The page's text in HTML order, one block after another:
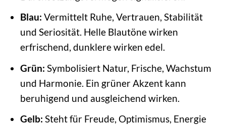
Blau: Vermittelt Ruhe, Vertrauen, Stabilität
und Seriosität. Helle Blautöne wirken
erfrischend, dunklere wirken edel.
Grün: Symbolisiert Natur, Frische, Wachstum
und Harmonie. Ein grüner Akzent kann
beruhigend und ausgleichend wirken.
Gelb: Steht für Freude, Optimismus, Energie